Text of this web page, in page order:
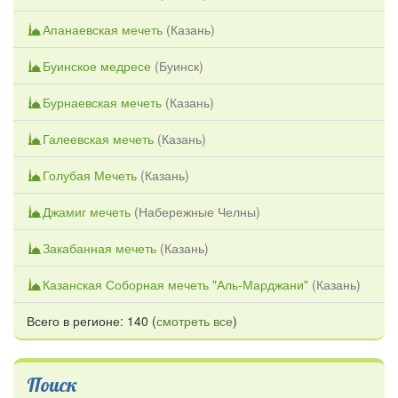
Апанаевская мечеть (Казань)
Буинское медресе (Буинск)
Бурнаевская мечеть (Казань)
Галеевская мечеть (Казань)
Голубая Мечеть (Казань)
Джамиг мечеть (Набережные Челны)
Закабанная мечеть (Казань)
Казанская Соборная мечеть "Аль-Марджани" (Казань)
Всего в регионе: 140 (смотреть все)
Поиск